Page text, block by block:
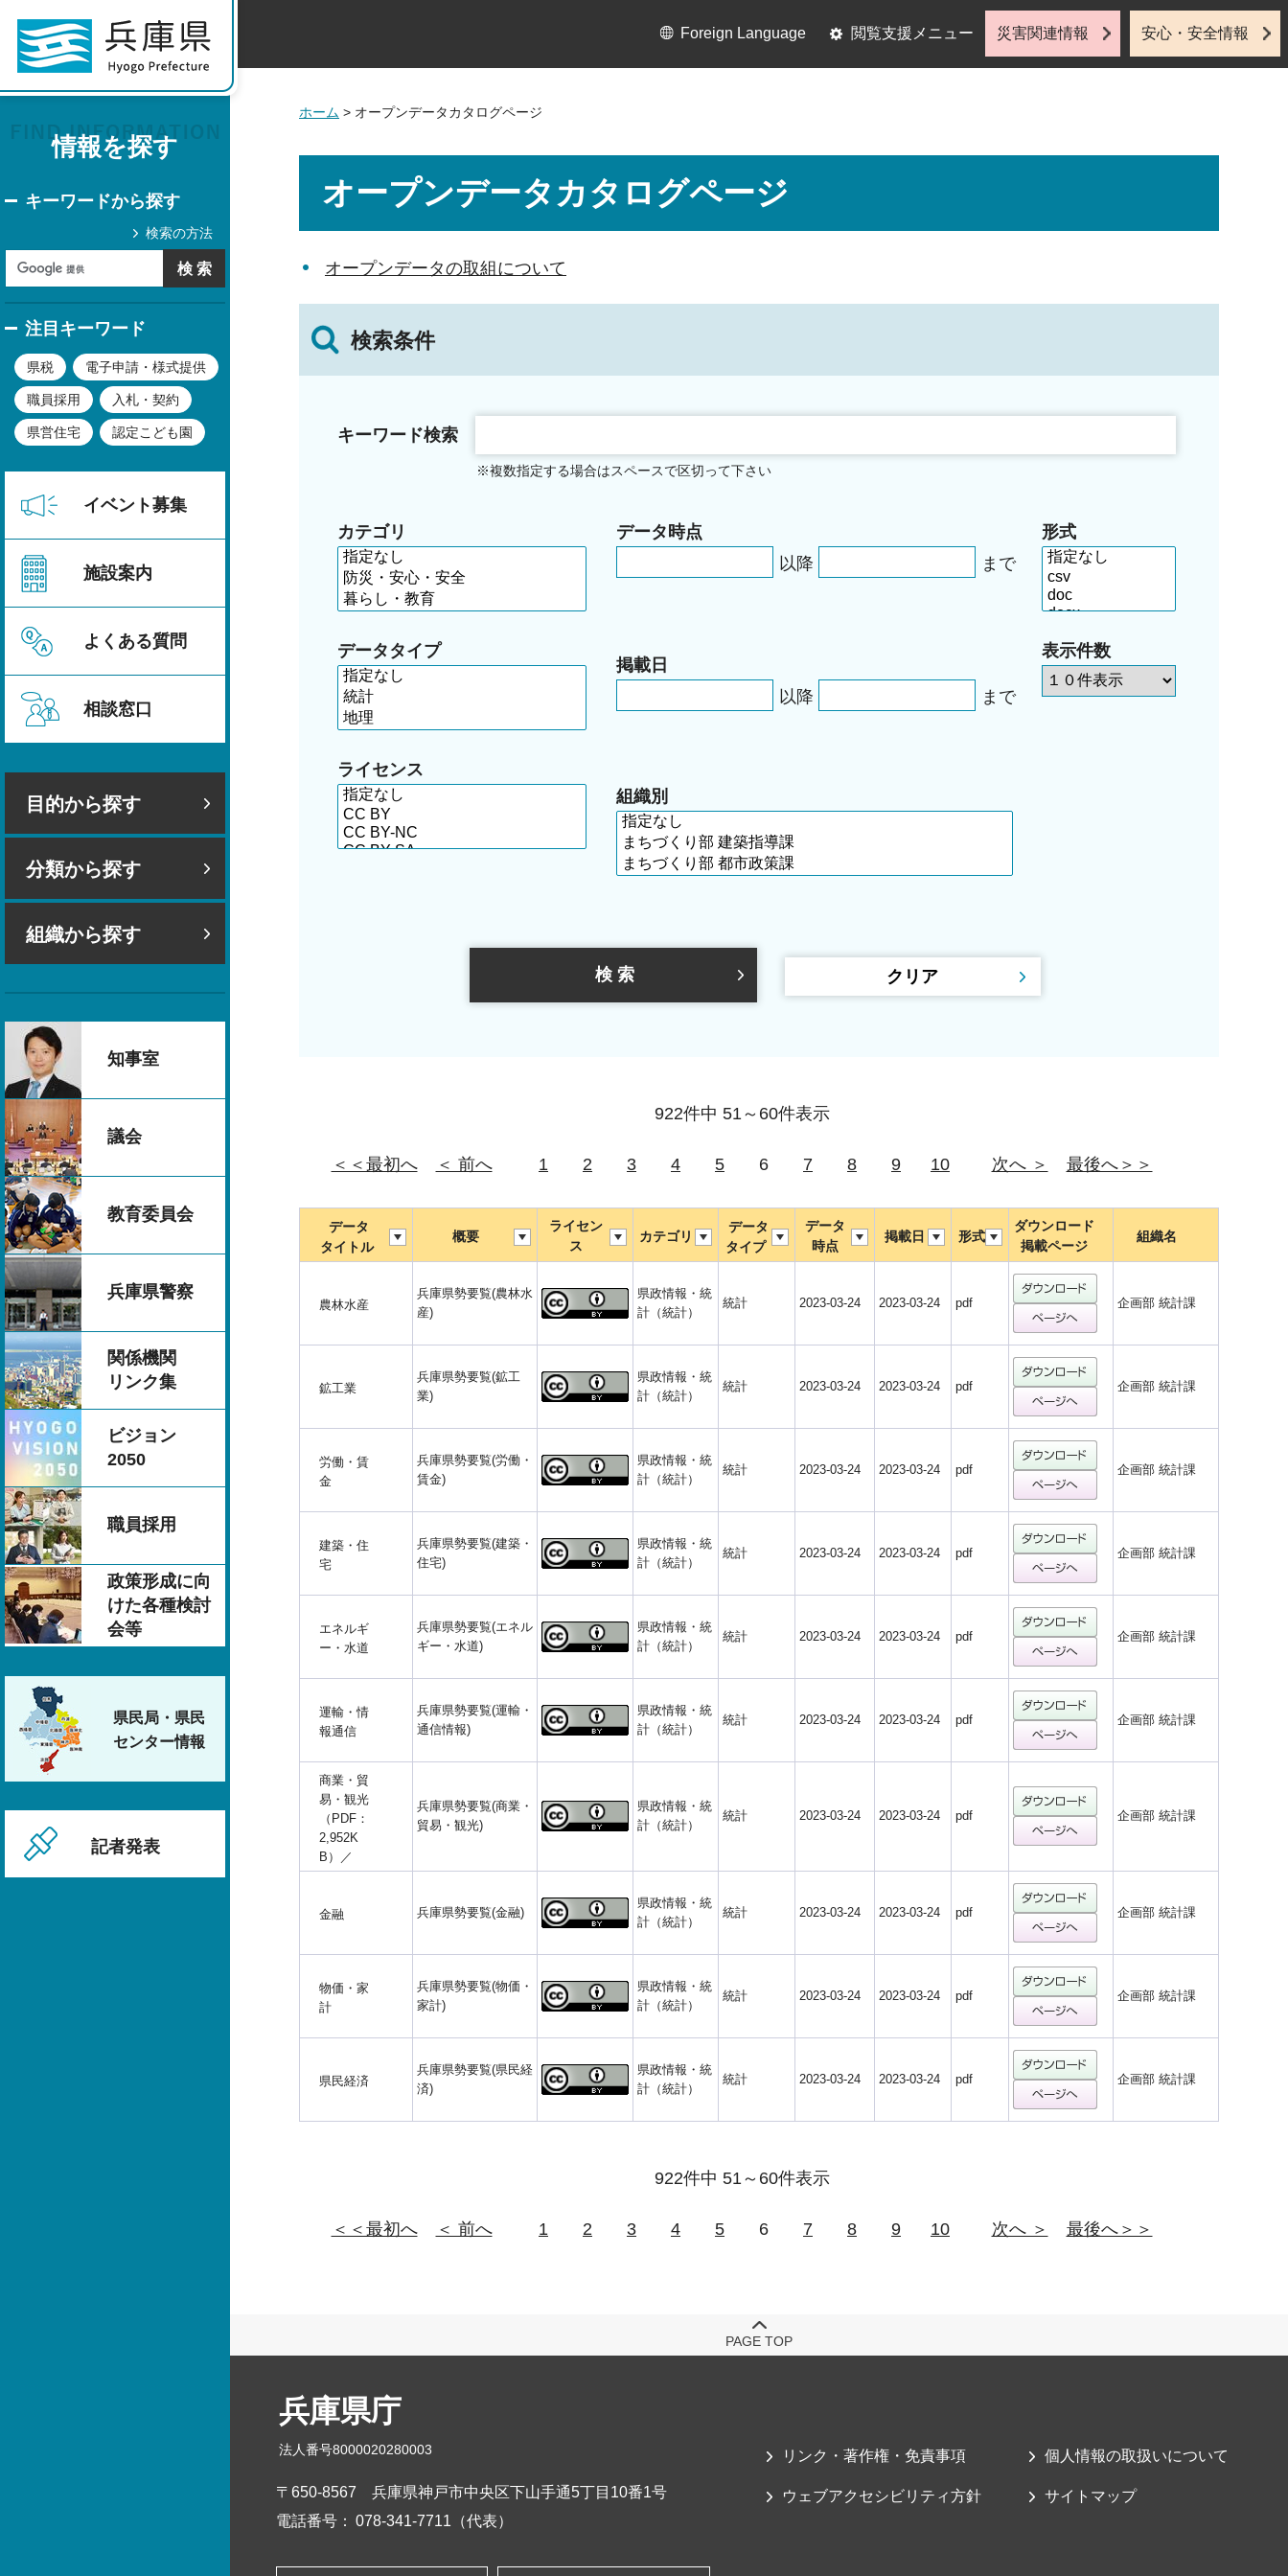
情報を探す
キーワードから探す
検索の方法
注目キーワード
県税 電子申請・様式提供
職員採用 入札・契約
県営住宅 認定こども園
イベント募集
施設案内
よくある質問
相談窓口
目的から探す
分類から探す
組織から探す
知事室
議会
教育委員会
兵庫県警察
関係機関
リンク集
ビジョン
2050
職員採用
政策形成に向
けた各種検討
会等
県民局・県民
センター情報
記者発表
Foreign Language 閲覧支援メニュー 災害関連情報 安心・安全情報
ホーム > オープンデータカタログページ
オープンデータカタログページ
オープンデータの取組について
検索条件
キーワード検索
※複数指定する場合はスペースで区切って下さい
カテゴリ
データタイプ
ライセンス
データ時点
以降
まで
掲載日
以降
まで
形式
表示件数
組織別
922件中 51～60件表示
＜＜最初へ ＜ 前へ 1 2 3 4 5 6 7 8 9 10 次へ ＞ 最後へ＞＞
データ
タイトル
概要
ライセン
ス
カテゴリ
データ
タイプ
データ
時点
掲載日 形式
ダウンロード
掲載ページ
組織名
農林水産
兵庫県勢要覧(農林水
産)
県政情報・統
計（統計）
統計 2023-03-24 2023-03-24 pdf 企画部 統計課
鉱工業
兵庫県勢要覧(鉱工
業)
県政情報・統
計（統計）
統計 2023-03-24 2023-03-24 pdf 企画部 統計課
労働・賃
金
兵庫県勢要覧(労働・
賃金)
県政情報・統
計（統計）
統計 2023-03-24 2023-03-24 pdf 企画部 統計課
建築・住
宅
兵庫県勢要覧(建築・
住宅)
県政情報・統
計（統計）
統計 2023-03-24 2023-03-24 pdf 企画部 統計課
エネルギ
ー・水道
兵庫県勢要覧(エネル
ギー・水道)
県政情報・統
計（統計）
統計 2023-03-24 2023-03-24 pdf 企画部 統計課
運輸・情
報通信
兵庫県勢要覧(運輸・
通信情報)
県政情報・統
計（統計）
統計 2023-03-24 2023-03-24 pdf 企画部 統計課
商業・貿
易・観光
（PDF：
2,952K
B）／
兵庫県勢要覧(商業・
貿易・観光)
県政情報・統
計（統計）
統計 2023-03-24 2023-03-24 pdf 企画部 統計課
金融 兵庫県勢要覧(金融)
県政情報・統
計（統計）
統計 2023-03-24 2023-03-24 pdf 企画部 統計課
物価・家
計
兵庫県勢要覧(物価・
家計)
県政情報・統
計（統計）
統計 2023-03-24 2023-03-24 pdf 企画部 統計課
県民経済
兵庫県勢要覧(県民経
済)
県政情報・統
計（統計）
統計 2023-03-24 2023-03-24 pdf 企画部 統計課
922件中 51～60件表示
＜＜最初へ ＜ 前へ 1 2 3 4 5 6 7 8 9 10 次へ ＞ 最後へ＞＞
PAGE TOP
兵庫県庁
法人番号8000020280003
〒650-8567
兵庫県神戸市中央区下山手通5丁目10番1号
電話番号： 078-341-7711（代表）
リンク・著作権・免責事項 個人情報の取扱いについて
ウェブアクセシビリティ方針 サイトマップ